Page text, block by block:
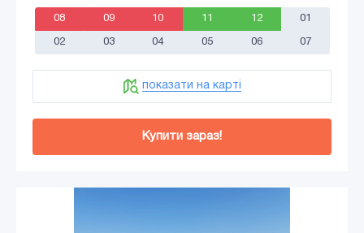
08 09 10 11 12 01
02 03 04 05 06 07
показати на карті
Купити зараз!